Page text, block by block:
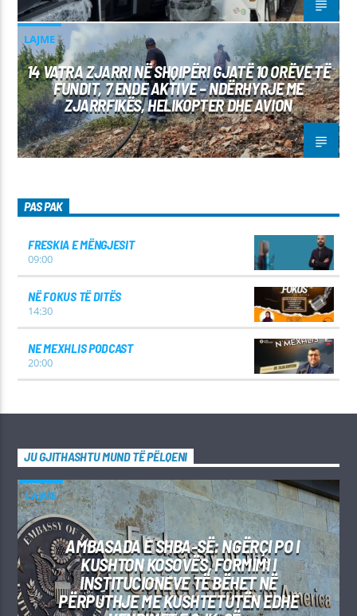
LAJME
14 VATRA ZJARRI NË SHQIPËRI GJATË 10 ORËVE TË
FUNDIT, 7 ENDE AKTIVE – NDËRHYRJE ME
ZJARRFIKËS, HELIKOPTER DHE AVION
PAS PAK
FRESKIA E MËNGJESIT
09:00
NË FOKUS TË DITËS
14:30
NE MEXHLIS PODCAST
20:00
JU GJITHASHTU MUND TË PËLQENI
LAJME
AMBASADA E SHBA-SË: NGËRÇI PO I
KUSHTON KOSOVËS, FORMIMI I
INSTITUCIONEVE TË BËHET NË
PËRPUTHJE ME KUSHTETUTËN EDHE